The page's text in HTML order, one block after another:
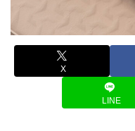
X
LINE